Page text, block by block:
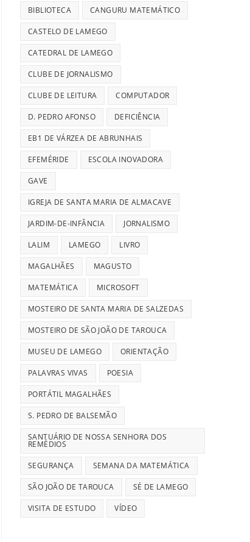
BIBLIOTECA CANGURU MATEMÁTICO
CASTELO DE LAMEGO
CATEDRAL DE LAMEGO
CLUBE DE JORNALISMO
CLUBE DE LEITURA COMPUTADOR
D. PEDRO AFONSO DEFICIÊNCIA
EB1 DE VÁRZEA DE ABRUNHAIS
EFEMÉRIDE ESCOLA INOVADORA
GAVE
IGREJA DE SANTA MARIA DE ALMACAVE
JARDIM-DE-INFÂNCIA JORNALISMO
LALIM LAMEGO LIVRO
MAGALHÃES MAGUSTO
MATEMÁTICA MICROSOFT
MOSTEIRO DE SANTA MARIA DE SALZEDAS
MOSTEIRO DE SÃO JOÃO DE TAROUCA
MUSEU DE LAMEGO ORIENTAÇÃO
PALAVRAS VIVAS POESIA
PORTÁTIL MAGALHÃES
S. PEDRO DE BALSEMÃO
SANTUÁRIO DE NOSSA SENHORA DOS
REMÉDIOS
SEGURANÇA SEMANA DA MATEMÁTICA
SÃO JOÃO DE TAROUCA SÉ DE LAMEGO
VISITA DE ESTUDO VÍDEO